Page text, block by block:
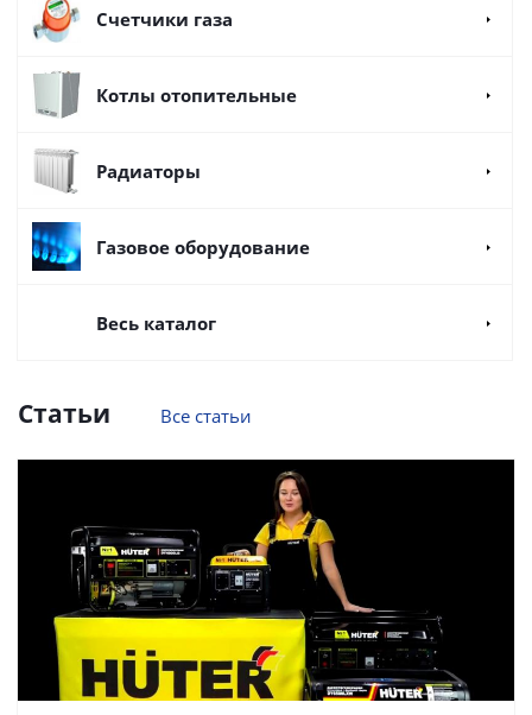
Счетчики газа
Котлы отопительные
Радиаторы
Газовое оборудование
Весь каталог
Статьи Все статьи